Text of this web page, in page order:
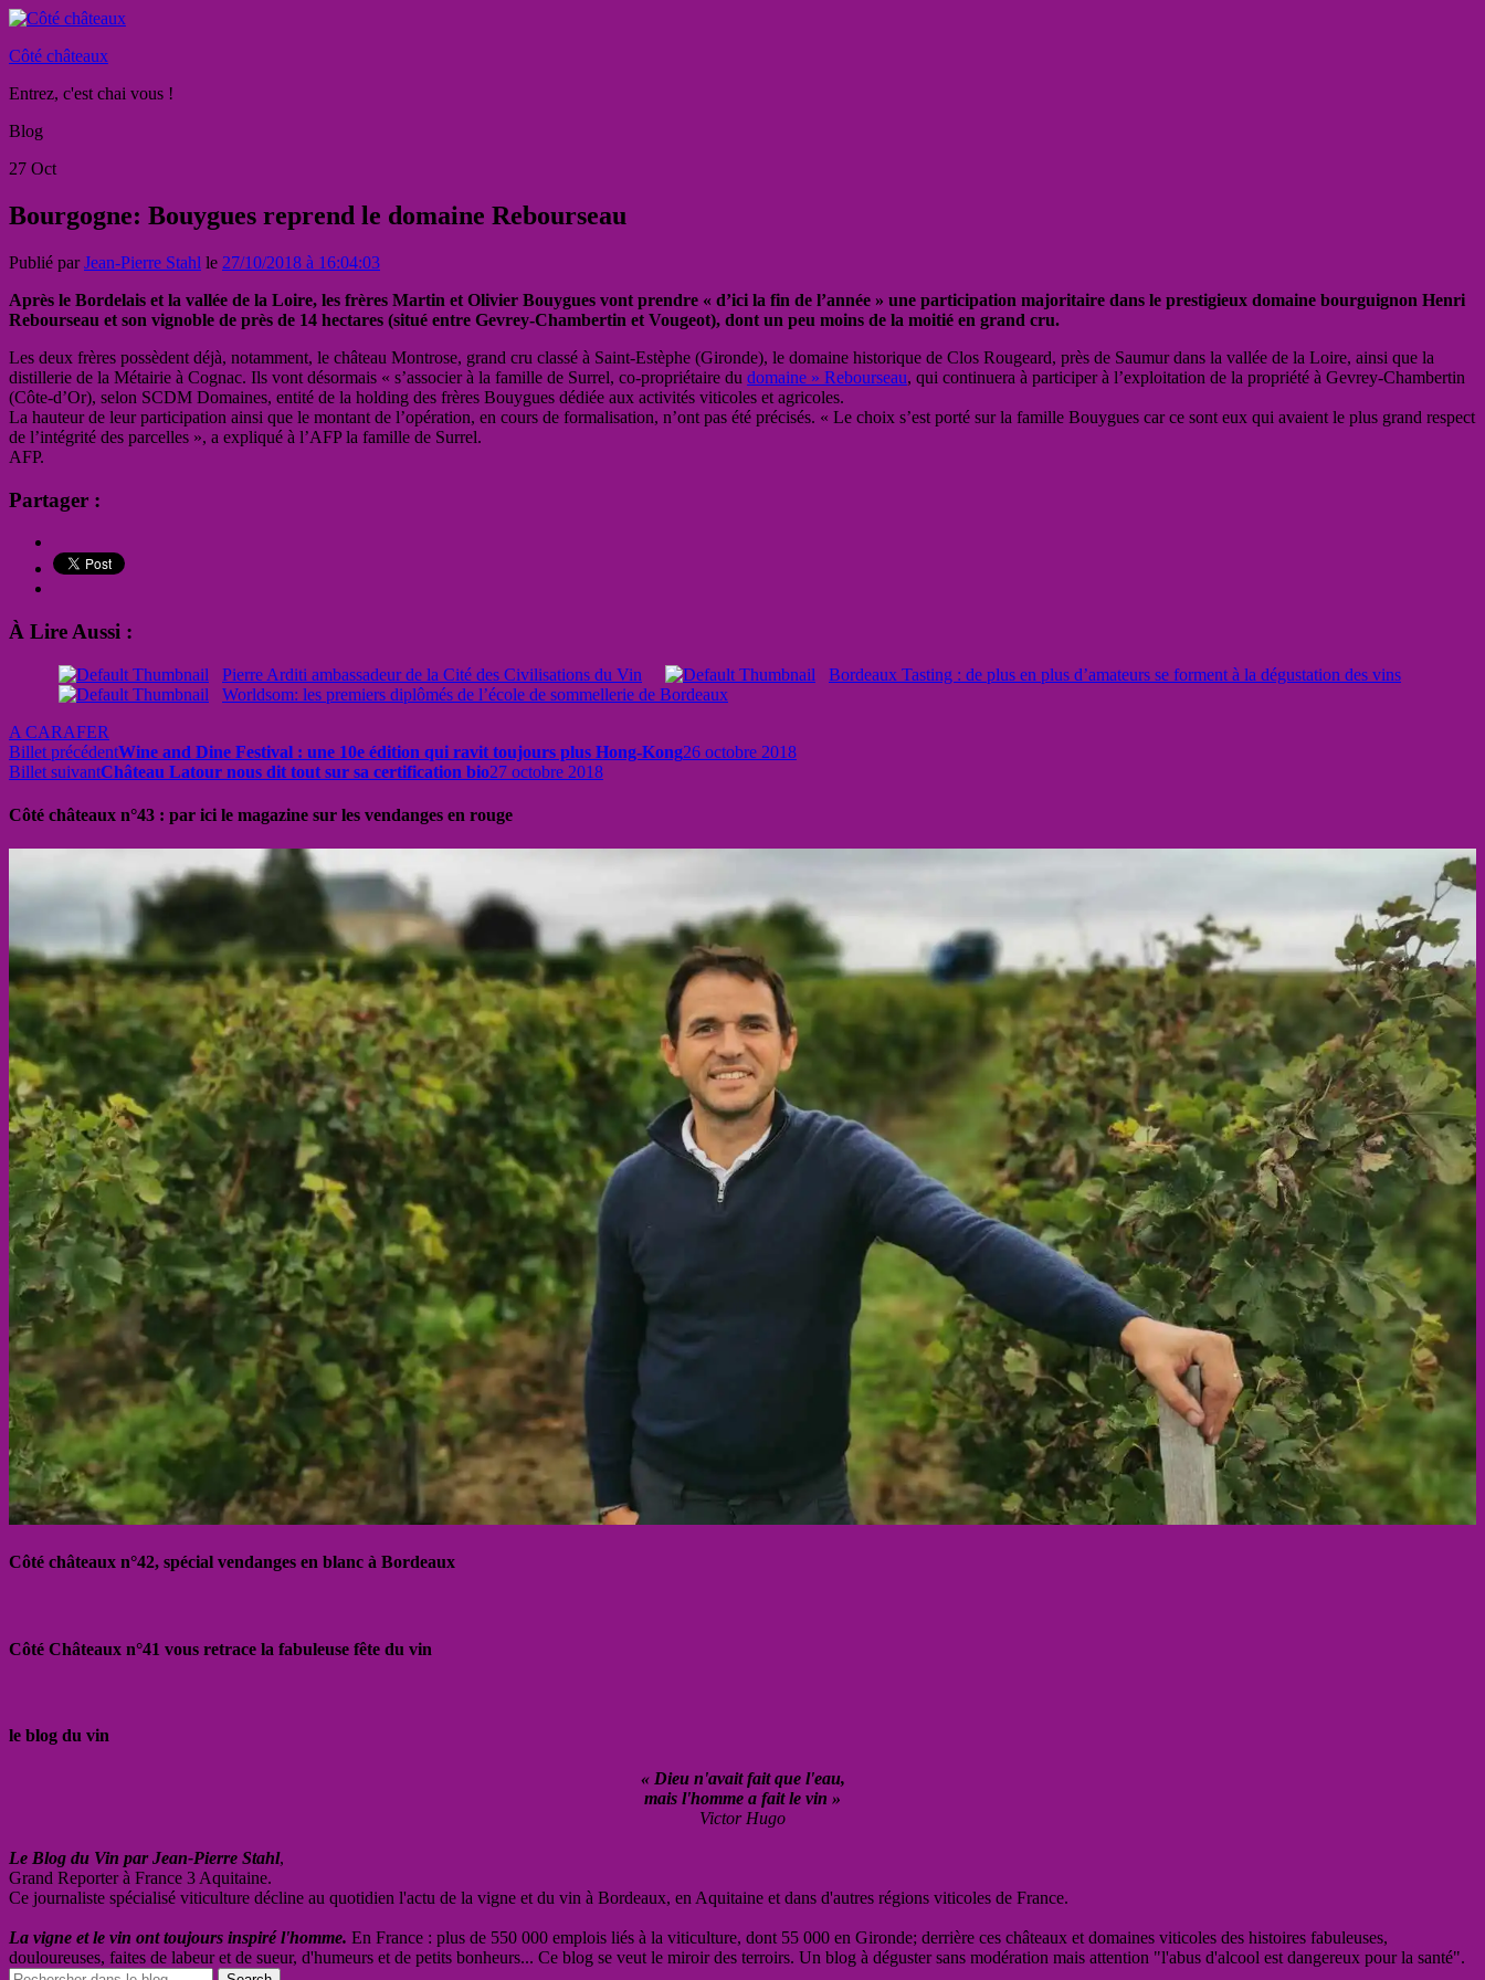
Côté châteaux
Entrez, c'est chai vous !
Blog
27 Oct
Bourgogne: Bouygues reprend le domaine Rebourseau
Publié parJean-Pierre Stahl le 27/10/2018 à 16:04:03
Après le Bordelais et la vallée de la Loire, les frères Martin et Olivier Bouygues vont prendre « d’ici la fin de l’année » une participation majoritaire dans le prestigieux domaine bourguignon Henri
Rebourseau et son vignoble de près de 14 hectares (situé entre Gevrey-Chambertin et Vougeot), dont un peu moins de la moitié en grand cru.
Les deux frères possèdent déjà, notamment, le château Montrose, grand cru classé à Saint-Estèphe (Gironde), le domaine historique de Clos Rougeard, près de Saumur dans la vallée de la Loire, ainsi que la
distillerie de la Métairie à Cognac. Ils vont désormais « s’associer à la famille de Surrel, co-propriétaire du domaine » Rebourseau, qui continuera à participer à l’exploitation de la propriété à Gevrey-Chambertin
(Côte-d’Or), selon SCDM Domaines, entité de la holding des frères Bouygues dédiée aux activités viticoles et agricoles.
La hauteur de leur participation ainsi que le montant de l’opération, en cours de formalisation, n’ont pas été précisés. « Le choix s’est porté sur la famille Bouygues car ce sont eux qui avaient le plus grand respect
de l’intégrité des parcelles », a expliqué à l’AFP la famille de Surrel.
AFP.
Partager :
À Lire Aussi :
Pierre Arditi ambassadeur de la Cité des Civilisations du Vin
Bordeaux Tasting : de plus en plus d’amateurs se forment à la dégustation des vins
Worldsom: les premiers diplômés de l’école de sommellerie de Bordeaux
A CARAFER
Billet précédentWine and Dine Festival : une 10e édition qui ravit toujours plus Hong-Kong26 octobre 2018
Billet suivantChâteau Latour nous dit tout sur sa certification bio27 octobre 2018
Côté châteaux n°43 : par ici le magazine sur les vendanges en rouge
Côté châteaux n°42, spécial vendanges en blanc à Bordeaux
Côté Châteaux n°41 vous retrace la fabuleuse fête du vin
le blog du vin
« Dieu n'avait fait que l'eau,
mais l'homme a fait le vin »
Victor Hugo
Le Blog du Vin par Jean-Pierre Stahl,
Grand Reporter à France 3 Aquitaine.
Ce journaliste spécialisé viticulture décline au quotidien l'actu de la vigne et du vin à Bordeaux, en Aquitaine et dans d'autres régions viticoles de France.
La vigne et le vin ont toujours inspiré l'homme. En France : plus de 550 000 emplois liés à la viticulture, dont 55 000 en Gironde; derrière ces châteaux et domaines viticoles des histoires fabuleuses,
douloureuses, faites de labeur et de sueur, d'humeurs et de petits bonheurs... Ce blog se veut le miroir des terroirs. Un blog à déguster sans modération mais attention "l'abus d'alcool est dangereux pour la santé".